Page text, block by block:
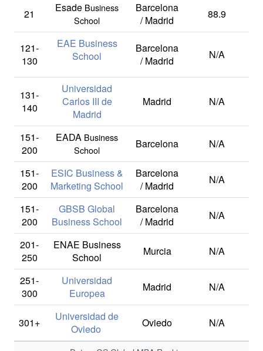
21 Esade Business
School
Barcelona
/ Madrid
88.9
121-
130
EAE Business
School
Barcelona
/ Madrid
N/A
131-
140
Universidad
Carlos III de
Madrid
Madrid N/A
151-
200
EADA Business
School
Barcelona N/A
151-
200
ESIC Business &
Marketing School
Barcelona
/ Madrid
N/A
151-
200
GBSB Global
Business School
Barcelona
/ Madrid
N/A
201-
250
ENAE Business
School
Murcia N/A
251-
300
Universidad
Europea
Madrid N/A
301+
Universidad de
Oviedo
Oviedo N/A